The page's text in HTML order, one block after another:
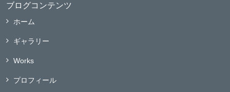
ブログコンテンツ
ホーム
ギャラリー
Works
プロフィール